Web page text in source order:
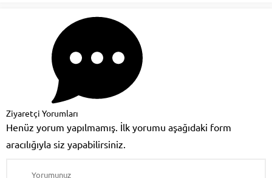
Ziyaretçi Yorumları
Henüz yorum yapılmamış. İlk yorumu aşağıdaki form
aracılığıyla siz yapabilirsiniz.